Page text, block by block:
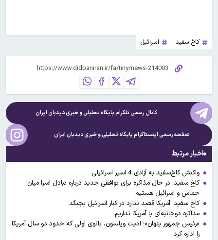
کاخ سفید اسرائيل
کانال رسمی تلگرام پایگاه تحلیلی و خبریدیدبان ایران
صفحه رسمی اینستاگرام پایگاه تحلیلی و خبریدیدبان ایران
اخبار مرتبط
واکنش کاخ‌سفید به آزادی 4 اسیر اسرائیلی
کاخ سفید: در حال مذاکره برای توافقی جدید درباره تبادل اسرا میان
حماس و اسرائیل هستیم
کاخ سفید: آمریکا قصد ندارد در کنار اسرائیل بجنگد
مذاکره دوجانبه‌ای با آمریکا نداریم
«رئیس جمهور پنهان»؛ ادیت ویلسون، بانوی اولی که حدود دو سال آمریکا
را اداره کرد